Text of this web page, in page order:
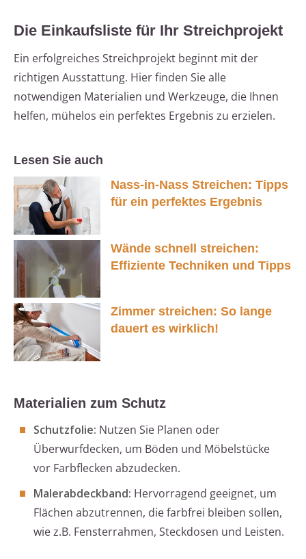
Die Einkaufsliste für Ihr Streichprojekt
Ein erfolgreiches Streichprojekt beginnt mit der
richtigen Ausstattung. Hier finden Sie alle
notwendigen Materialien und Werkzeuge, die Ihnen
helfen, mühelos ein perfektes Ergebnis zu erzielen.
Lesen Sie auch
Nass-in-Nass Streichen: Tipps
für ein perfektes Ergebnis
Wände schnell streichen:
Effiziente Techniken und Tipps
Zimmer streichen: So lange
dauert es wirklich!
Materialien zum Schutz
Schutzfolie: Nutzen Sie Planen oder
Überwurfdecken, um Böden und Möbelstücke
vor Farbflecken abzudecken.
Malerabdeckband: Hervorragend geeignet, um
Flächen abzutrennen, die farbfrei bleiben sollen,
wie z.B. Fensterrahmen, Steckdosen und Leisten.